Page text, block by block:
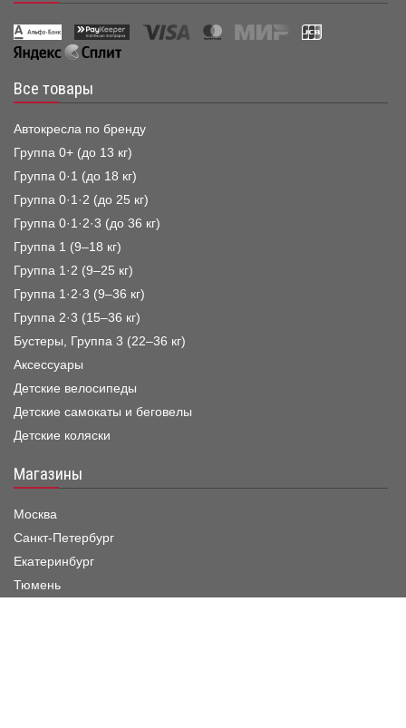
Все товары
Автокресла по бренду
Группа 0+ (до 13 кг)
Группа 0·1 (до 18 кг)
Группа 0·1·2 (до 25 кг)
Группа 0·1·2·3 (до 36 кг)
Группа 1 (9–18 кг)
Группа 1·2 (9–25 кг)
Группа 1·2·3 (9–36 кг)
Группа 2·3 (15–36 кг)
Бустеры, Группа 3 (22–36 кг)
Аксессуары
Детские велосипеды
Детские самокаты и беговелы
Детские коляски
Магазины
Москва
Санкт-Петербург
Екатеринбург
Тюмень